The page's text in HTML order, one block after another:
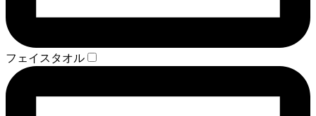
フェイスタオル